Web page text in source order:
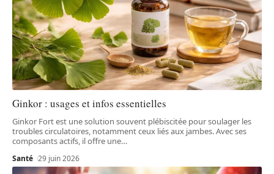
Ginkor : usages et infos essentielles
Ginkor Fort est une solution souvent plébiscitée pour soulager les
troubles circulatoires, notamment ceux liés aux jambes. Avec ses
composants actifs, il offre une…
Santé 29 juin 2026